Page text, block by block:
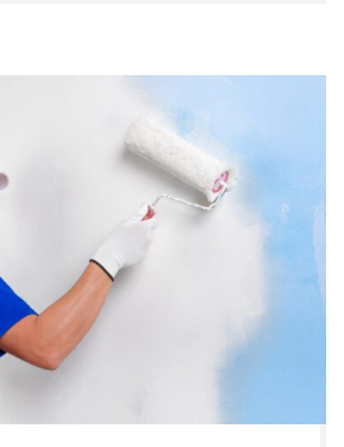
Leistungen aus einer […]